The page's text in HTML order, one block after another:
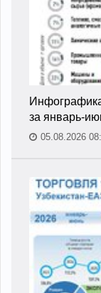
за январь-
05.08.2026